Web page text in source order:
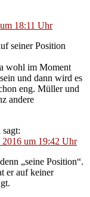
18:11 Uhr
seiner Position
wohl im Moment
und dann wird es
eng. Müller und
andere
sagt:
2016 um 19:42 Uhr
„seine Position“.
er auf keiner